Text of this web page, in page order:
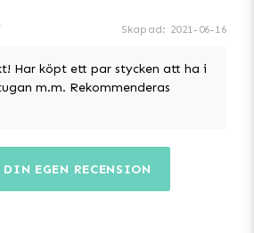
Skapad: 2021-06-16
Har köpt ett par stycken att ha i
m.m. Rekommenderas
EGEN RECENSION